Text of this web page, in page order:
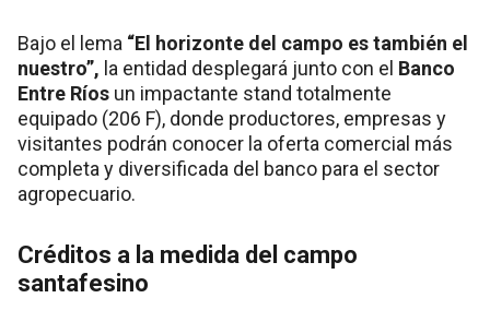
Bajo el lema “El horizonte del campo es también el
nuestro”, la entidad desplegará junto con el Banco
Entre Ríos un impactante stand totalmente
equipado (206 F), donde productores, empresas y
visitantes podrán conocer la oferta comercial más
completa y diversificada del banco para el sector
agropecuario.
Créditos a la medida del campo
santafesino